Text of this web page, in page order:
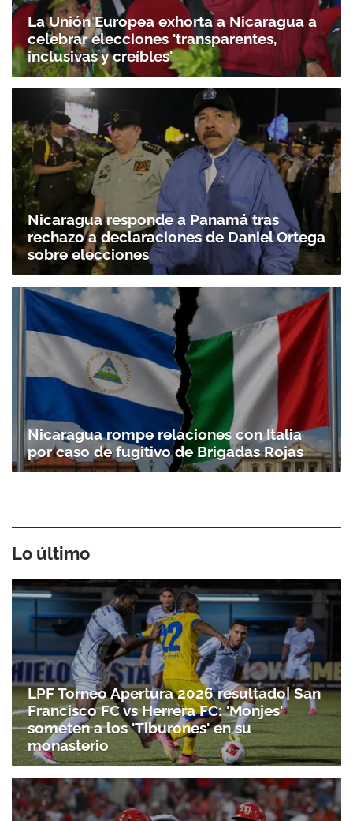
La Unión Europea exhorta a Nicaragua a
celebrar elecciones 'transparentes,
inclusivas y creíbles'
Nicaragua responde a Panamá tras
rechazo a declaraciones de Daniel Ortega
sobre elecciones
Nicaragua rompe relaciones con Italia
por caso de fugitivo de Brigadas Rojas
Lo último
LPF Torneo Apertura 2026 resultado| San
Francisco FC vs Herrera FC: 'Monjes'
someten a los 'Tiburones' en su
monasterio